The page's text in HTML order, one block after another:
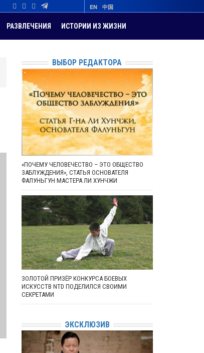
EN 中国
РАЗВЛЕЧЕНИЯ ИСТОРИИ ИЗ ЖИЗНИ
ВЫБОР РЕДАКТОРА
«ПОЧЕМУ ЧЕЛОВЕЧЕСТВО – ЭТО ОБЩЕСТВО
ЗАБЛУЖДЕНИЯ», СТАТЬЯ ОСНОВАТЕЛЯ
ФАЛУНЬГУН МАСТЕРА ЛИ ХУНЧЖИ
ЗОЛОТОЙ ПРИЗЁР КОНКУРСА БОЕВЫХ
ИСКУССТВ NTD ПОДЕЛИЛСЯ СВОИМИ
СЕКРЕТАМИ
ЭКСКЛЮЗИВ